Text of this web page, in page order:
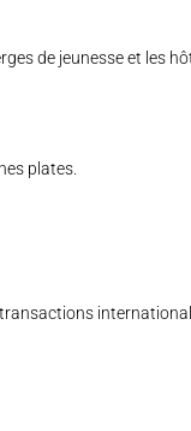
de jeunesse et les
plates.